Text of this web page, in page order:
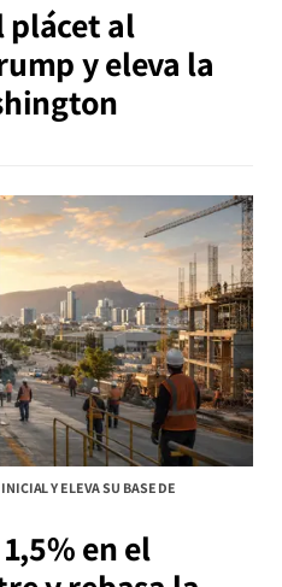
plácet al
y eleva la
Y ELEVA SU BASE DE
en el